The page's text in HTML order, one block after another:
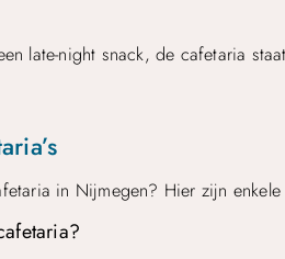
late-night snack, de cafetaria
in Nijmegen? Hier zijn enkele